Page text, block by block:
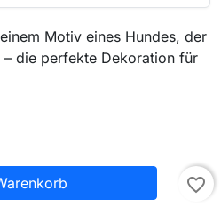
Motiv eines Hundes, der
die perfekte Dekoration für
favorite_border